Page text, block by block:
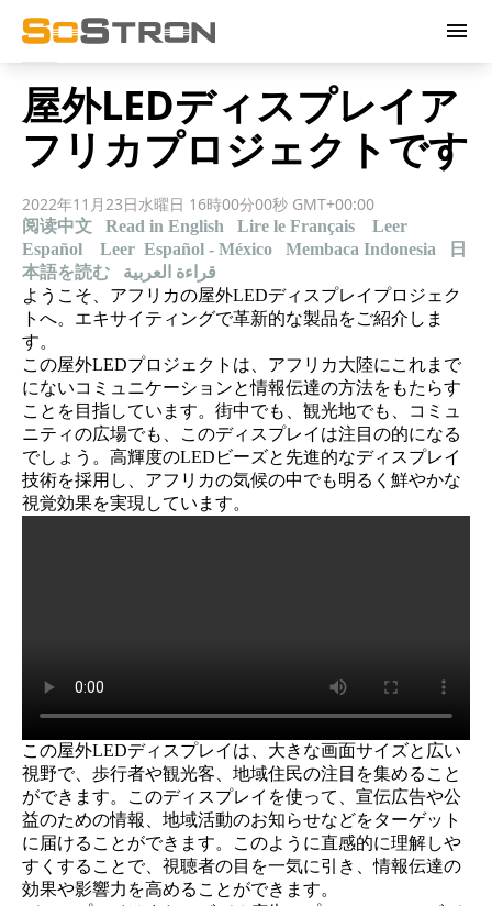
menu
屋外LEDディスプレイア
フリカプロジェクトです
2022年11月23日水曜日 16時00分00秒 GMT+00:00
阅读中文 Read in English Lire le Français
Leer
Español
Leer Español - México Membaca Indonesia
日
本語を読む
قراءة العربية
ようこそ、アフリカの屋外LEDディスプレイプロジェク
トへ。エキサイティングで革新的な製品をご紹介しま
す。
この屋外LEDプロジェクトは、アフリカ大陸にこれまで
にないコミュニケーションと情報伝達の方法をもたらす
ことを目指しています。街中でも、観光地でも、コミュ
ニティの広場でも、このディスプレイは注目の的になる
でしょう。高輝度のLEDビーズと先進的なディスプレイ
技術を採用し、アフリカの気候の中でも明るく鮮やかな
視覚効果を実現しています。
この屋外LEDディスプレイは、大きな画面サイズと広い
視野で、歩行者や観光客、地域住民の注目を集めること
ができます。このディスプレイを使って、宣伝広告や公
益のための情報、地域活動のお知らせなどをターゲット
に届けることができます。このように直感的に理解しや
すくすることで、視聴者の目を一気に引き、情報伝達の
効果や影響力を高めることができます。